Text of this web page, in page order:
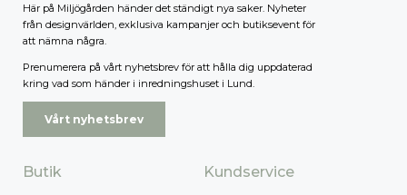
Här på Miljögården händer det ständigt nya saker. Nyheter
från designvärlden, exklusiva kampanjer och butiksevent för
att nämna några.
Prenumerera på vårt nyhetsbrev för att hålla dig uppdaterad
kring vad som händer i inredningshuset i Lund.
Vårt nyhetsbrev
Butik Kundservice